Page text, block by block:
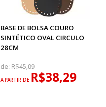
BASE DE BOLSA COURO
SINTÉTICO OVAL CIRCULO
28CM
de: R$45,09
A PARTIR DE R$38,29